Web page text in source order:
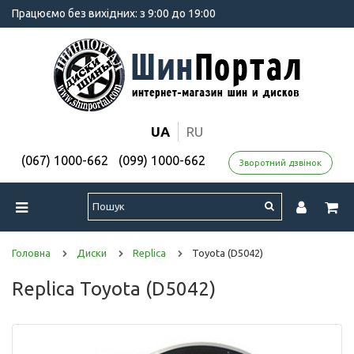
Працюємо без вихідних: з 9:00 до 19:00
UA RU
(067) 1000-662 (099) 1000-662 Зворотний дзвінок
Головна Диски Replica Toyota (D5042)
Replica Toyota (D5042)